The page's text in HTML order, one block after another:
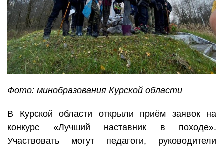
Фото: минобразования Курской области
В Курской области открыли приём заявок на
конкурс «Лучший наставник в походе».
Участвовать могут педагоги, руководители